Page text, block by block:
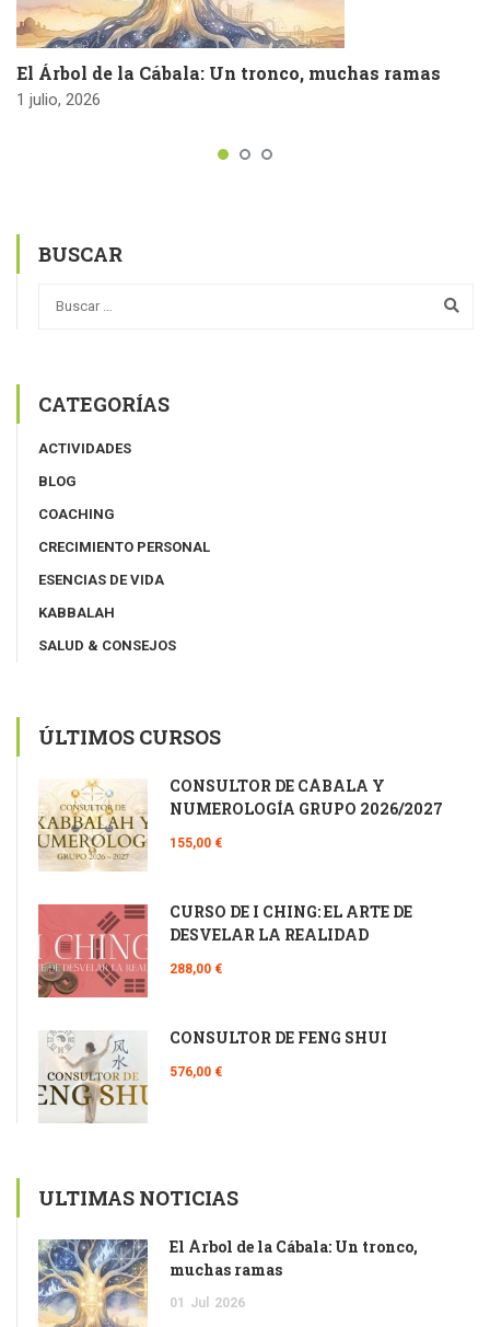
El Árbol de la Cábala: Un tronco, muchas ramas
1 julio, 2026
BUSCAR
CATEGORÍAS
ACTIVIDADES
BLOG
COACHING
CRECIMIENTO PERSONAL
ESENCIAS DE VIDA
KABBALAH
SALUD & CONSEJOS
ÚLTIMOS CURSOS
CONSULTOR DE CÁBALA Y
NUMEROLOGÍA GRUPO 2026/2027
155,00 €
CURSO DE I CHING: EL ARTE DE
DESVELAR LA REALIDAD
288,00 €
CONSULTOR DE FENG SHUI
576,00 €
ULTIMAS NOTICIAS
El Árbol de la Cábala: Un tronco,
muchas ramas
01 Jul 2026